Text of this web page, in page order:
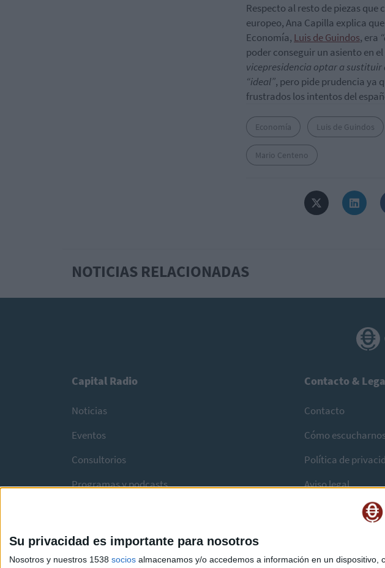
Su privacidad es importante para nosotros
Nosotros y nuestros 1538 socios almacenamos y/o accedemos a información en un
Respecto al resto de piezas que
europeo, Ana Capilla explica
Economía, Luis de Guindos, era
poder conseguir un asiento en el
vicepresidencia optar a sustituir
“ideal”, pero pide prudencia ya
frustrados los intentos del
Economía Luis de Guindos
Mario Centeno
NOTICIAS RELACIONADAS
Capital Radio
Noticias
Eventos
Consultorios
Programas y podcasts
Contacto &
Contacto
Cómo
Política de
Aviso legal